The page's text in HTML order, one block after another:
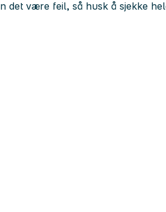
det være feil, så husk å sjekke